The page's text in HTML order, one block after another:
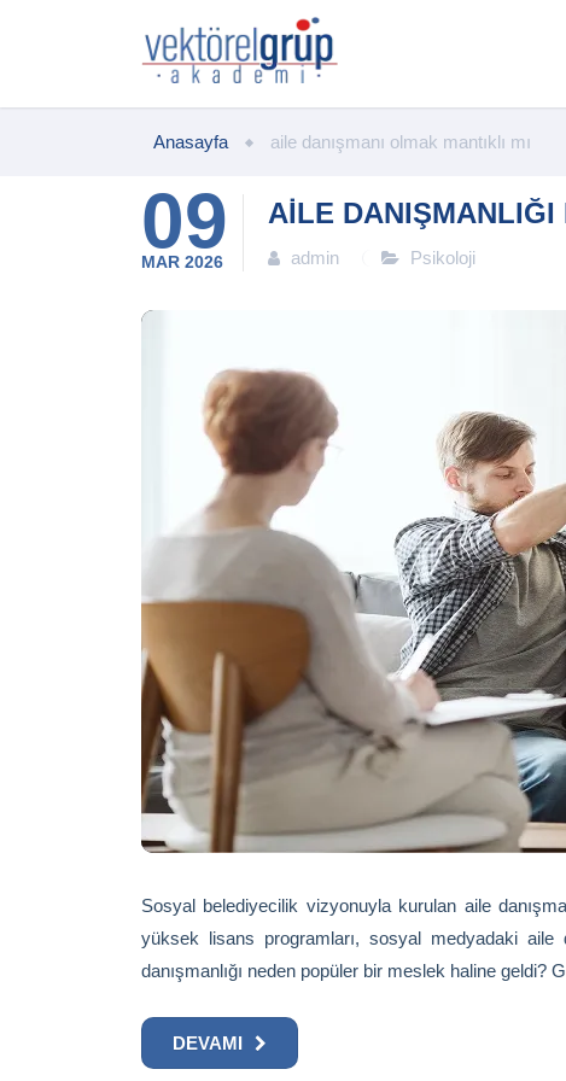
Anasayfa aile danışmanı olmak mantıklı mı
09
MAR 2026
AILE DANIŞMANLIĞI
admin Psikoloji
Sosyal belediyecilik vizyonuyla kurulan aile
yüksek lisans programları, sosyal medyadaki aile
danışmanlığı neden popüler bir meslek haline geldi?
DEVAMI